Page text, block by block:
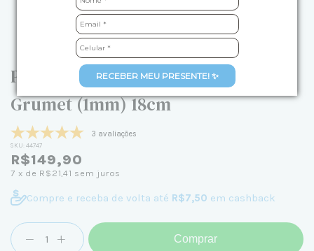
RECEBER MEU PRESENTE! ✨
Pulseira de Prata Masculina Elo
Grumet (1mm) 18cm
3 avaliações
SKU: 44747
R$149,90
7 x de R$21,41 sem juros
Compre e receba de volta até R$7,50 em cashback
Comprar